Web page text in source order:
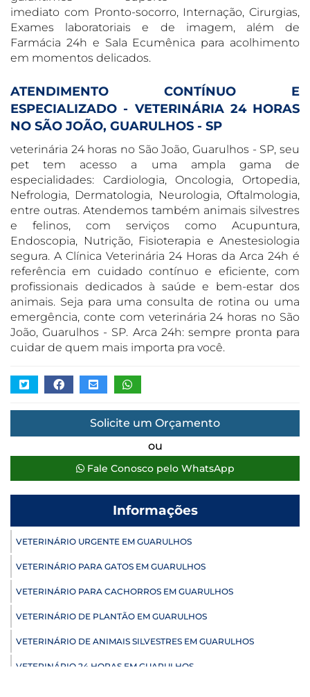
imediato com Pronto-socorro, Internação, Cirurgias,
Exames laboratoriais e de imagem, além de
Farmácia 24h e Sala Ecumênica para acolhimento
em momentos delicados.
ATENDIMENTO CONTÍNUO E
ESPECIALIZADO - VETERINÁRIA 24 HORAS
NO SÃO JOÃO, GUARULHOS - SP
veterinária 24 horas no São João, Guarulhos - SP, seu
pet tem acesso a uma ampla gama de
especialidades: Cardiologia, Oncologia, Ortopedia,
Nefrologia, Dermatologia, Neurologia, Oftalmologia,
entre outras. Atendemos também animais silvestres
e felinos, com serviços como Acupuntura,
Endoscopia, Nutrição, Fisioterapia e Anestesiologia
segura. A Clínica Veterinária 24 Horas da Arca 24h é
referência em cuidado contínuo e eficiente, com
profissionais dedicados à saúde e bem-estar dos
animais. Seja para uma consulta de rotina ou uma
emergência, conte com veterinária 24 horas no São
João, Guarulhos - SP. Arca 24h: sempre pronta para
cuidar de quem mais importa pra você.
Solicite um Orçamento
ou
Fale Conosco pelo WhatsApp
Informações
VETERINÁRIO URGENTE EM GUARULHOS
VETERINÁRIO PARA GATOS EM GUARULHOS
VETERINÁRIO PARA CACHORROS EM GUARULHOS
VETERINÁRIO DE PLANTÃO EM GUARULHOS
VETERINÁRIO DE ANIMAIS SILVESTRES EM GUARULHOS
VETERINÁRIO 24 HORAS EM GUARULHOS